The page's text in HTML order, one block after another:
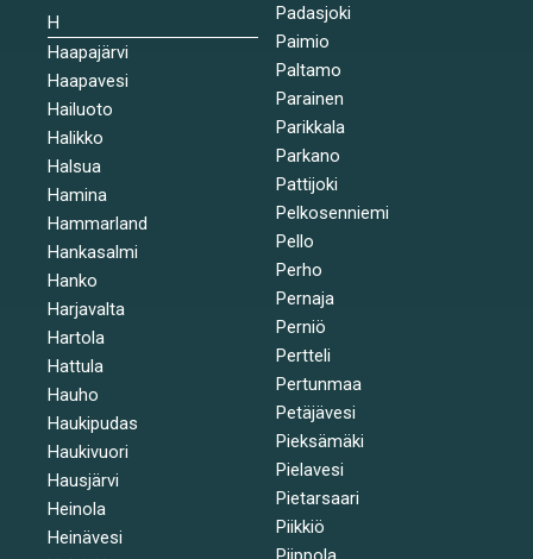
H
Haapajärvi
Haapavesi
Hailuoto
Halikko
Halsua
Hamina
Hammarland
Hankasalmi
Hanko
Harjavalta
Hartola
Hattula
Hauho
Haukipudas
Haukivuori
Hausjärvi
Heinola
Heinävesi
Padasjoki
Paimio
Paltamo
Parainen
Parikkala
Parkano
Pattijoki
Pelkosenniemi
Pello
Perho
Pernaja
Perniö
Pertteli
Pertunmaa
Petäjävesi
Pieksämäki
Pielavesi
Pietarsaari
Piikkiö